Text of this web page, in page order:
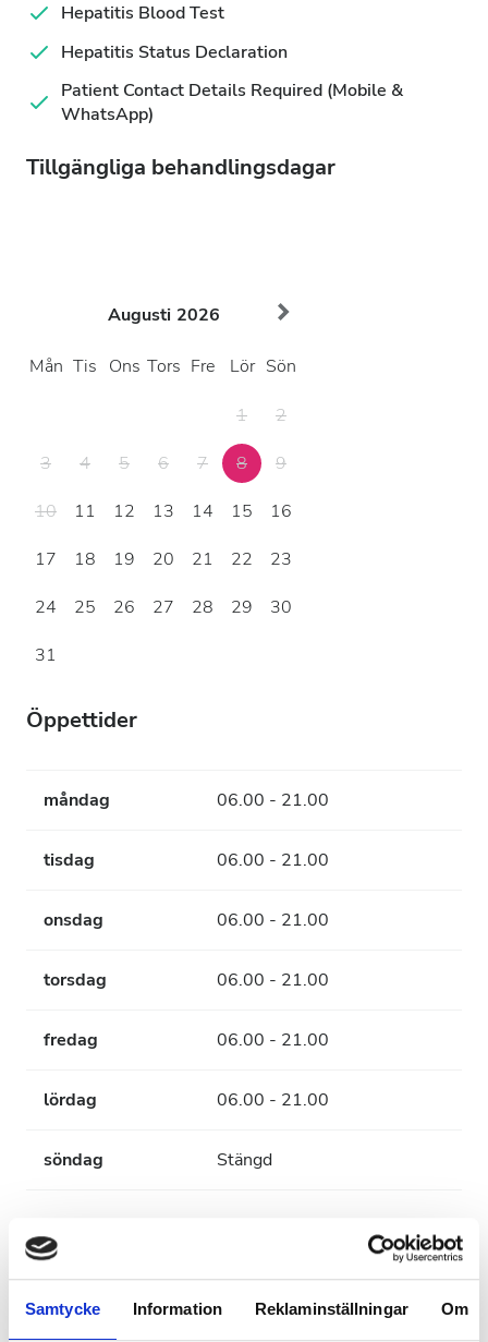
Samtycke Information Reklaminställningar Om
Hepatitis Blood Test
Hepatitis Status Declaration
Patient Contact Details Required (Mobile &
WhatsApp)
Tillgängliga behandlingsdagar
Augusti 2026
Mån Tis Ons Tors Fre Lör Sön
1
2
3
4 5 6 7 8
9
10
11 12 13 14 15
16
17
18 19 20 21 22
23
24
25 26 27 28 29
30
31
Öppettider
måndag 06.00 - 21.00
tisdag 06.00 - 21.00
onsdag 06.00 - 21.00
torsdag 06.00 - 21.00
fredag 06.00 - 21.00
lördag 06.00 - 21.00
söndag Stängd
Betalningsalternativ
Elektronisk överföring